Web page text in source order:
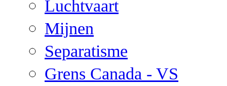
Luchtvaart
Mijnen
Separatisme
Grens Canada - VS